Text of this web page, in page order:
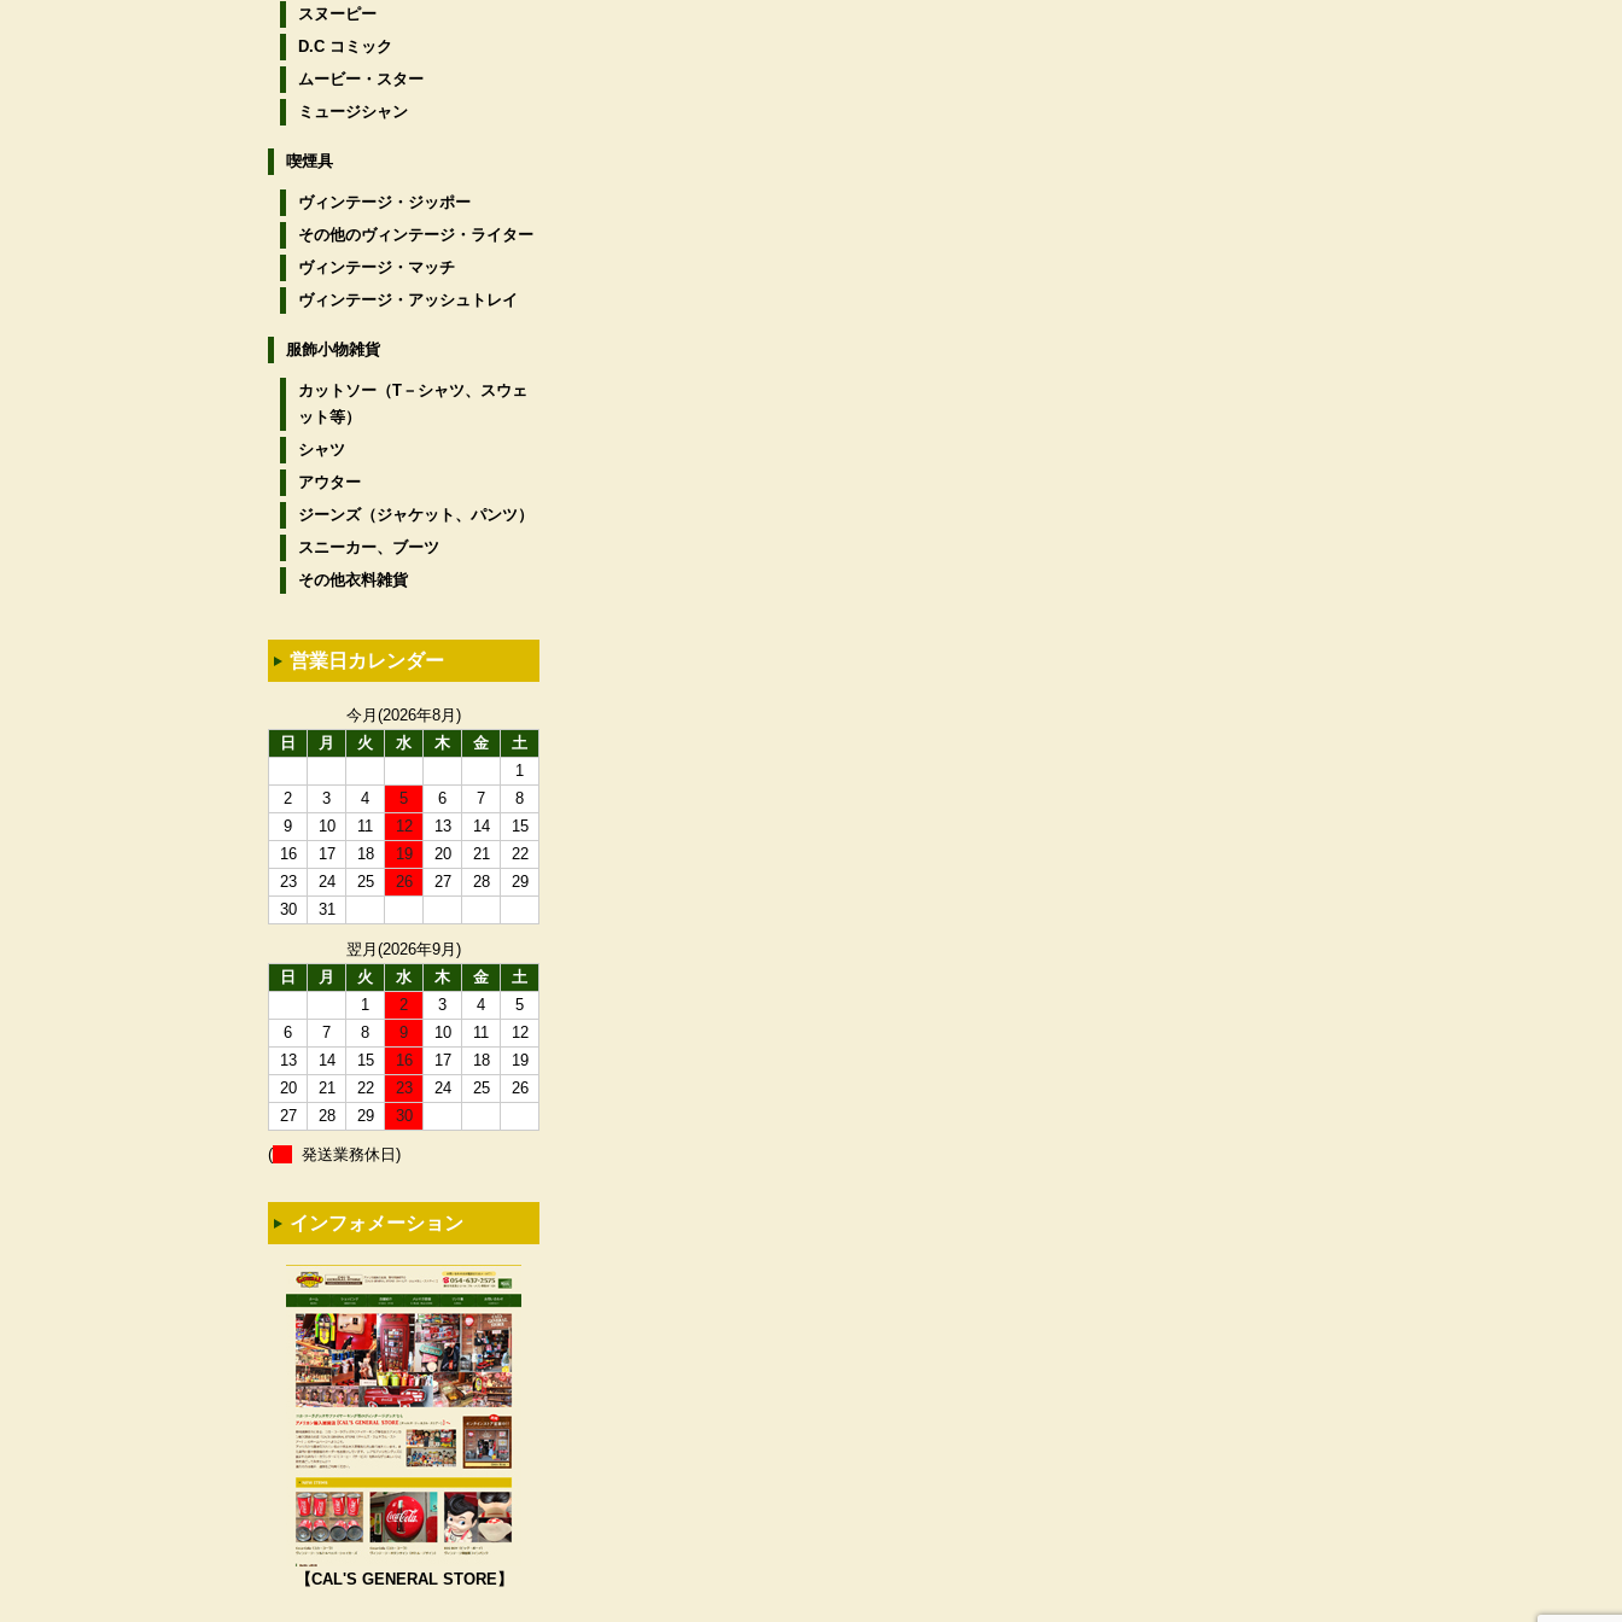
スヌーピー
D.C コミック
ムービー・スター
ミュージシャン
喫煙具
ヴィンテージ・ジッポー
その他のヴィンテージ・ライター
ヴィンテージ・マッチ
ヴィンテージ・アッシュトレイ
服飾小物雑貨
カットソー（T－シャツ、スウェ
ット等）
シャツ
アウター
ジーンズ（ジャケット、パンツ）
スニーカー、ブーツ
その他衣料雑貨
営業日カレンダー
今月(2026年8月)
日
月 火 水 木 金
土
1
2
3 4 5 6 7
8
9
10 11 12 13 14
15
16
17 18 19 20 21
22
23
24 25 26 27 28
29
30
31
翌月(2026年9月)
日
月 火 水 木 金
土
1
2 3 4
5
6
7 8 9 10 11
12
13
14 15 16 17 18
19
20
21 22 23 24 25
26
27
28 29 30
( 発送業務休日)
インフォメーション
【CAL'S GENERAL STORE】